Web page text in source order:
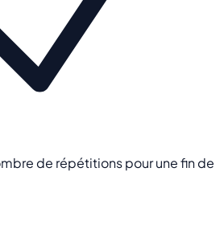
de répétitions pour une fin de